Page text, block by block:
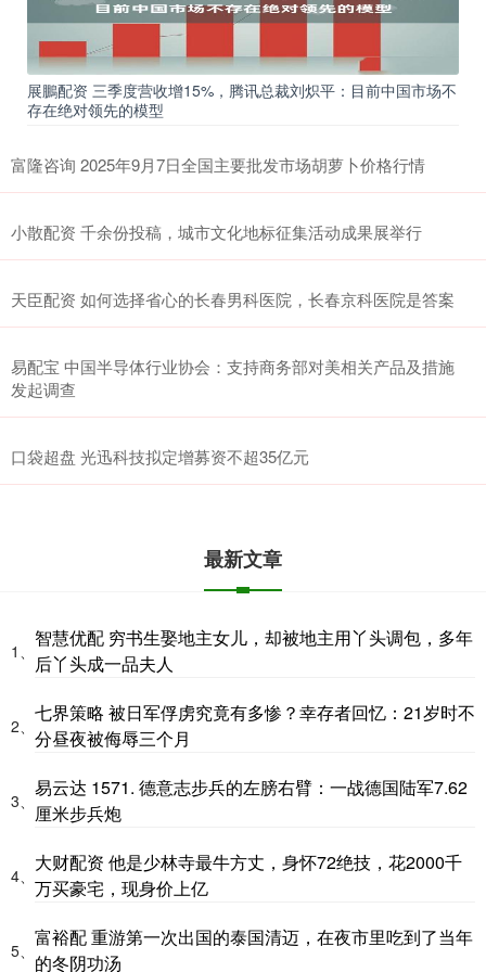
展鵬配资 三季度营收增15%，腾讯总裁刘炽平：目前中国市场不
存在绝对领先的模型
富隆咨询 2025年9月7日全国主要批发市场胡萝卜价格行情
小散配资 千余份投稿，城市文化地标征集活动成果展举行
天臣配资 如何选择省心的长春男科医院，长春京科医院是答案
易配宝 中国半导体行业协会：支持商务部对美相关产品及措施
发起调查
口袋超盘 光迅科技拟定增募资不超35亿元
最新文章
1、
智慧优配 穷书生娶地主女儿，却被地主用丫头调包，多年
后丫头成一品夫人
2、
七界策略 被日军俘虏究竟有多惨？幸存者回忆：21岁时不
分昼夜被侮辱三个月
3、
易云达 1571. 德意志步兵的左膀右臂：一战德国陆军7.62
厘米步兵炮
4、
大财配资 他是少林寺最牛方丈，身怀72绝技，花2000千
万买豪宅，现身价上亿
5、
富裕配 重游第一次出国的泰国清迈，在夜市里吃到了当年
的冬阴功汤